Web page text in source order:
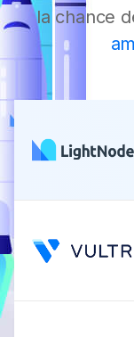
la chance